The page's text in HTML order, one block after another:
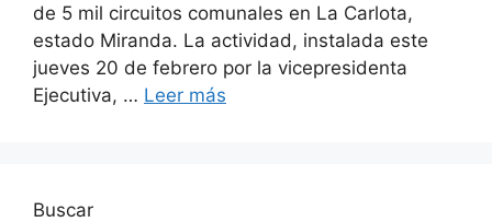
de 5 mil circuitos comunales en La Carlota,
estado Miranda. La actividad, instalada este
jueves 20 de febrero por la vicepresidenta
Ejecutiva, … Leer más
Buscar